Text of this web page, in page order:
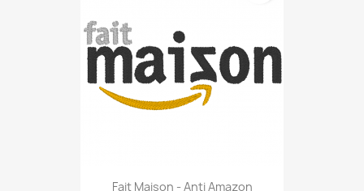
Fait Maison - Anti Amazon